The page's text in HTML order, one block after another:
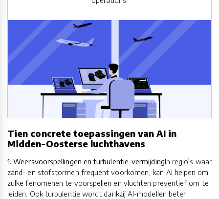
Tien concrete toepassingen van AI in
Midden-Oosterse luchthavens
1. Weersvoorspellingen en turbulentie-vermijdingIn regio’s waar
zand- en stofstormen frequent voorkomen, kan AI helpen om
zulke fenomenen te voorspellen en vluchten preventief om te
leiden. Ook turbulentie wordt dankzij AI-modellen beter